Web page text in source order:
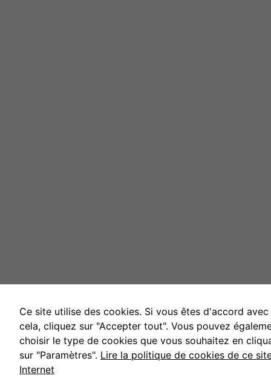
Ce site utilise des cookies. Si vous êtes d'accord avec
cela, cliquez sur "Accepter tout". Vous pouvez
choisir le type de cookies que vous souhaitez en
sur "Paramètres". Lire la politique de cookies de ce
Internet